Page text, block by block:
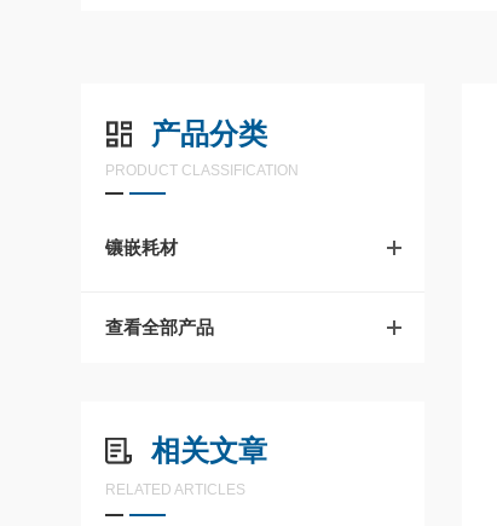
产品分类
PRODUCT CLASSIFICATION
镶嵌耗材
查看全部产品
相关文章
RELATED ARTICLES